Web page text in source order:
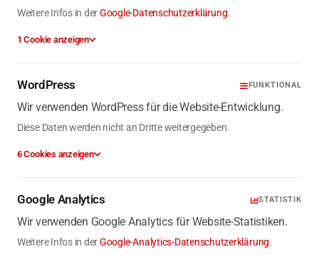
Weitere Infos in derGoogle-Datenschutzerklärung.
1 Cookie anzeigen
WordPress FUNKTIONAL
Wir verwenden WordPress für die Website-Entwicklung.
Diese Daten werden nicht an Dritte weitergegeben.
6 Cookies anzeigen
Google Analytics STATISTIK
Wir verwenden Google Analytics für Website-Statistiken.
Weitere Infos in derGoogle-Analytics-Datenschutzerklärung.